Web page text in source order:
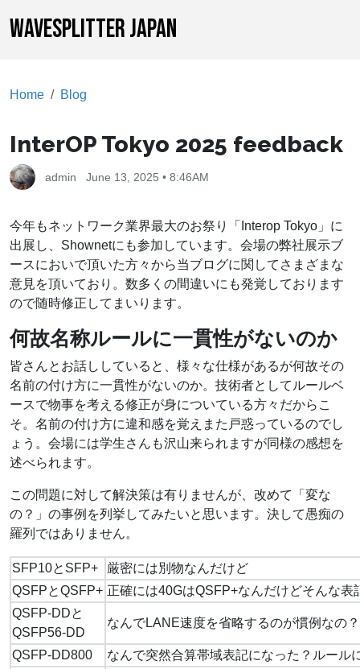
WAVESPLITTER JAPAN
Home Blog
InterOP Tokyo 2025 feedback
admin June 13, 2025 • 8:46AM
今年もネットワーク業界最大のお祭り「Interop Tokyo」に
出展し、Shownetにも参加しています。会場の弊社展示ブ
ースにおいで頂いた方々から当ブログに関してさまざまな
意見を頂いており。数多くの間違いにも発覚しております
ので随時修正してまいります。
何故名称ルールに一貫性がないのか
皆さんとお話ししていると、様々な仕様があるが何故その
名前の付け方に一貫性がないのか。技術者としてルールベ
ースで物事を考える修正が身についている方々だからこ
そ。名前の付け方に違和感を覚えまた戸惑っているのでし
ょう。会場には学生さんも沢山来られますが同様の感想を
述べられます。
この問題に対して解決策は有りませんが、改めて「変な
の？」の事例を列挙してみたいと思います。決して愚痴の
羅列ではありません。
SFP10とSFP+
厳密には別物なんだけど
QSFPとQSFP+ 正確には40GはQSFP+なんだけどそんな表
QSFP-DDと
QSFP56-DD
なんでLANE速度を省略するのが慣例なの？
QSFP-DD800
なんで突然合算帯域表記になった？ルール